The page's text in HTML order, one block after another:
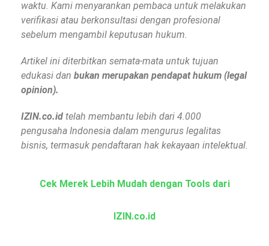
waktu. Kami menyarankan pembaca untuk melakukan
verifikasi atau berkonsultasi dengan profesional
sebelum mengambil keputusan hukum.
Artikel ini diterbitkan semata-mata untuk tujuan
edukasi dan bukan merupakan pendapat hukum (legal
opinion).
IZIN.co.id telah membantu lebih dari 4.000
pengusaha Indonesia dalam mengurus legalitas
bisnis, termasuk pendaftaran hak kekayaan intelektual.
Cek Merek Lebih Mudah dengan Tools dari
IZIN.co.id